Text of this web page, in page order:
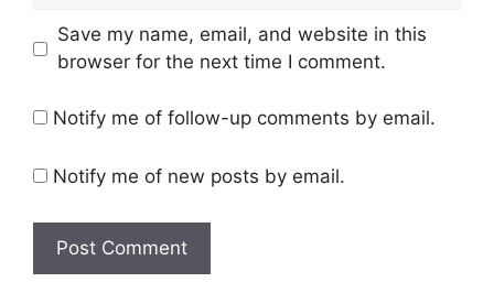
Save my name, email, and website in this
browser for the next time I comment.
Notify me of follow-up comments by email.
Notify me of new posts by email.